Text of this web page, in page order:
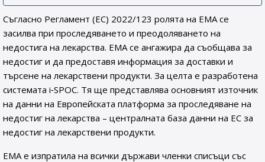
Съгласно Регламент (ЕС) 2022/123 ролята на ЕМА се
засилва при проследяването и преодоляването на
недостига на лекарства. ЕМА се ангажира да съобщава за
недостиг и да предоставя информация за доставки и
търсене на лекарствени продукти. За целта е разработена
системата i‑SPOC. Тя ще представлява основният източник
на данни на Европейската платформа за проследяване на
недостиг на лекарства – централната база данни на ЕС за
недостиг на лекарствени продукти.
ЕМА е изпратила на всички държави членки списъци със